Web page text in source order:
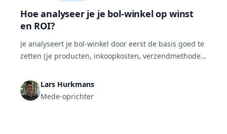
Hoe analyseer je je bol-winkel op winst
en ROI?
Je analyseert je bol-winkel door eerst de basis goed te
zetten (je producten, inkoopkosten, verzendmethode
en TACoS per product te lezen en af te zetten tegen de
markt. PurelyGoods, een verkoper met ongeveer 2000
bestellingen per maand, doet dat in ongeveer twee
Lars Hurkmans
Mede-oprichter